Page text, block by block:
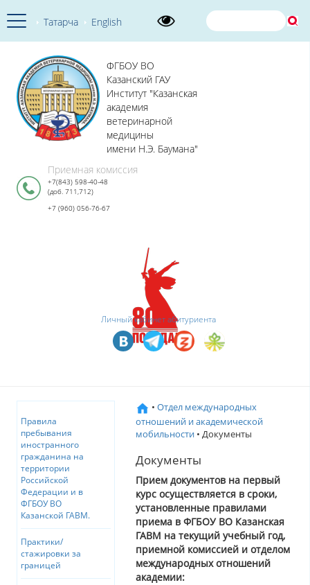
Татарча English
ФГБОУ ВО
Казанский ГАУ
Институт "Казанская
академия
ветеринарной
медицины
имени Н.Э. Баумана"
Приемная комиссия
+7(843) 598-40-48
(доб. 711,712)
+7 (960) 056-76-67
Личный кабинет абитуриента
Правила
пребывания
иностранного
гражданина на
территории
Российской
Федерации и в
ФГБОУ ВО
Казанской ГАВМ.
Практики/
стажировки за
границей
• Отдел международных
отношений и академической
мобильности • Документы
Документы
Прием документов на первый
курс осуществляется в сроки,
установленные правилами
приема в ФГБОУ ВО Казанская
ГАВМ на текущий учебный год,
приемной комиссией и отделом
международных отношений
академии: